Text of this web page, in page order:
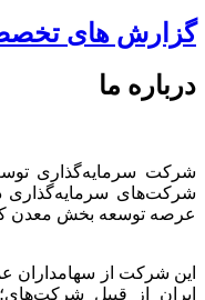
گزارش های
درباره ما
شرکت سرمایه‌گذاری
شرکت‌های سرمایه‌گذاری
عرصه توسعه بخش معدن
این شرکت از سهامداران
ایران از قبیل